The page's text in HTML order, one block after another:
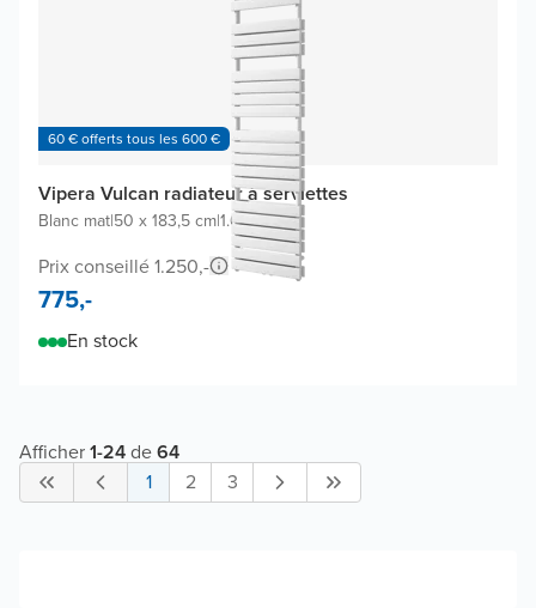
60 € offerts tous les 600 €
Vipera Vulcan radiateur à serviettes
Blanc mat|50 x 183,5 cm|1.608W
Prix conseillé 1.250,-
775,-
En stock
Afficher1-24de64
1
2 3